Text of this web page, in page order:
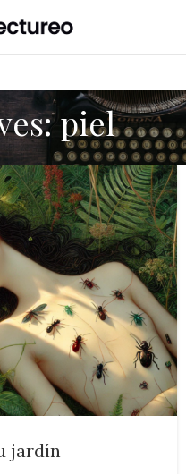
piel
jardín